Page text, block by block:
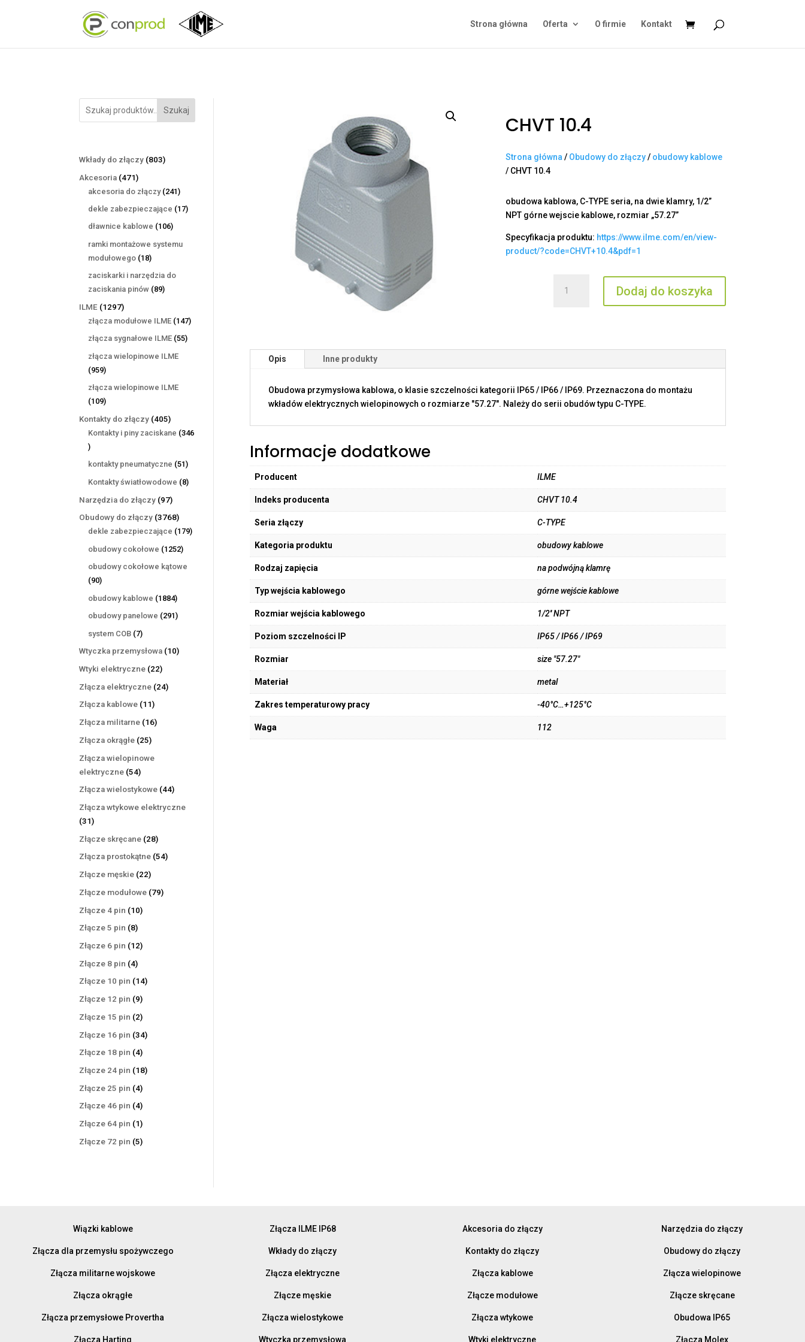
Strona główna Oferta O firmie Kontakt
Szukaj
Wkłady do złączy 803803
Akcesoria 471471
produktów
akcesoria do złączy 241241
produktów
dekle zabezpieczające 1717
dławnice kablowe 106106
ramki montażowe systemu
modułowego 1818
produktów
zaciskarki i narzędzia do
zaciskania pinów 8989
ILME 12971297
produktów
złącza modułowe ILME 147147
złącza sygnałowe ILME 5555
złącza wielopinowe ILME
959959
produktów
złącza wielopinowe ILME
109109
produktów
Kontakty do złączy 405405
produktów
Kontakty i piny zaciskane 346
346
produktów
kontakty pneumatyczne 5151
produktów
Kontakty światłowodowe 88
Narzędzia do złączy 9797
produktów
Obudowy do złączy 37683768
produktów
dekle zabezpieczające 179179
obudowy cokołowe 12521252
obudowy cokołowe kątowe
9090
produktów
obudowy kablowe 18841884
produkty
obudowy panelowe 291291
system COB 77
produktów
Wtyczka przemysłowa 1010
Wtyki elektryczne 2222
produkty
Złącza elektryczne 2424
Złącza kablowe 1111
produktów
Złącza militarne 1616
Złącza okrągłe 2525
Złącza wielopinowe
elektryczne 5454
produkty
Złącza wielostykowe 4444
Złącza wtykowe elektryczne
3131
produktów
Złącze skręcane 2828
produktów
Złącza prostokątne 5454
Złącze męskie 2222
produkty
Złącze modułowe 7979
Złącze 4 pin 1010
Złącze 5 pin 88
produktów
Złącze 6 pin 1212
Złącze 8 pin 44
produkty
Złącze 10 pin 1414
Złącze 12 pin 99
produktów
Złącze 15 pin 22
produkty
Złącze 16 pin 3434
Złącze 18 pin 44
produkty
Złącze 24 pin 1818
Złącze 25 pin 44
produkty
Złącze 46 pin 44
produkty
Złącze 64 pin 11
produkt
Złącze 72 pin 55
CHVT 10.4
Strona główna/ Obudowy do złączy/ obudowy kablowe
/ CHVT 10.4
obudowa kablowa, C-TYPE seria, na dwie klamry, 1/2”
NPT górne wejscie kablowe, rozmiar „57.27”
Specyfikacja produktu: https://www.ilme.com/en/view-
product/?code=CHVT+10.4&pdf=1
CHVT
Dodaj do koszyka
Opis Inne produkty
Obudowa przymysłowa kablowa, o klasie szczelności kategorii IP65 / IP66 / IP69. Przeznaczona do montażu
wkładów elektrycznych wielopinowych o rozmiarze "57.27". Należy do serii obudów typu C-TYPE.
Informacje dodatkowe
Producent ILME
Indeks producenta CHVT 10.4
Seria złączy C-TYPE
Kategoria produktu obudowy kablowe
Rodzaj zapięcia na podwójną klamrę
Typ wejścia kablowego górne wejście kablowe
Rozmiar wejścia kablowego 1/2'' NPT
Poziom szczelności IP IP65 / IP66 / IP69
Rozmiar size "57.27"
Materiał metal
Zakres temperaturowy pracy -40°C…+125°C
Waga 112
Wiązki kablowe
Złącza dla przemysłu spożywczego
Złącza militarne wojskowe
Złącza okrągłe
Złącza przemysłowe Provertha
Złącza Harting
Złącza ILME IP68
Wkłady do złączy
Złącza elektryczne
Złącze męskie
Złącza wielostykowe
Wtyczka przemysłowa
Akcesoria do złączy
Kontakty do złączy
Złącza kablowe
Złącze modułowe
Złącza wtykowe
Wtyki elektryczne
Narzędzia do złączy
Obudowy do złączy
Złącza wielopinowe
Złącze skręcane
Obudowa IP65
Złącza Molex